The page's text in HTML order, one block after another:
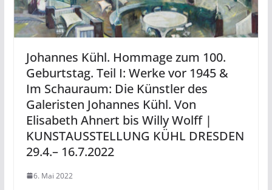
Johannes Kühl. Hommage zum 100.
Geburtstag. Teil I: Werke vor 1945 &
Im Schauraum: Die Künstler des
Galeristen Johannes Kühl. Von
Elisabeth Ahnert bis Willy Wolff |
KUNSTAUSSTELLUNG KÜHL DRESDEN
29.4.– 16.7.2022
6. Mai 2022